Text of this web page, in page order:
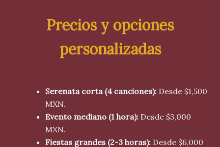
Precios y opciones
personalizadas
Serenata corta (4 canciones): Desde $1,500
MXN.
Evento mediano (1 hora): Desde $3,000
MXN.
Fiestas grandes (2-3 horas): Desde $6,000